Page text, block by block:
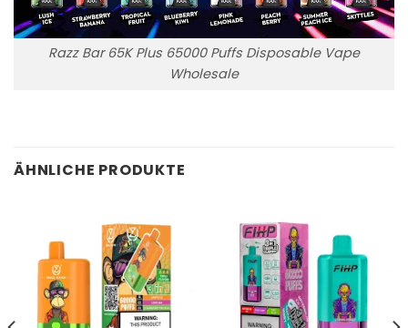
Razz Bar 65K Plus 65000 Puffs Disposable Vape
Wholesale
ÄHNLICHE PRODUKTE